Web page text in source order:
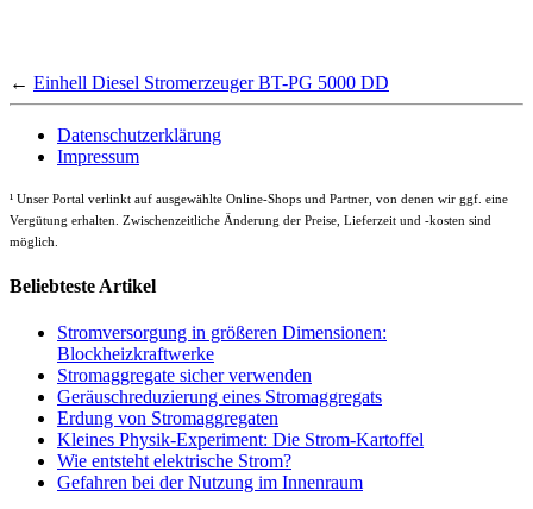
← Einhell Diesel Stromerzeuger BT-PG 5000 DD
Datenschutzerklärung
Impressum
¹ Unser Portal verlinkt auf ausgewählte Online-Shops und Partner, von denen wir ggf. eine
Vergütung erhalten. Zwischenzeitliche Änderung der Preise, Lieferzeit und -kosten sind
möglich.
Beliebteste Artikel
Stromversorgung in größeren Dimensionen:
Blockheizkraftwerke
Stromaggregate sicher verwenden
Geräuschreduzierung eines Stromaggregats
Erdung von Stromaggregaten
Kleines Physik-Experiment: Die Strom-Kartoffel
Wie entsteht elektrische Strom?
Gefahren bei der Nutzung im Innenraum